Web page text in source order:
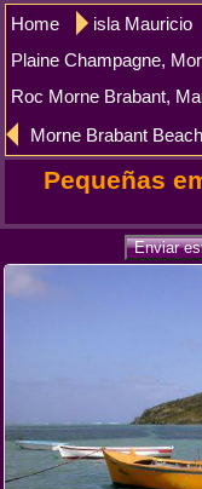
Home
isla Mauricio
Plaine Champagne,
Roc Morne Brabant,
Morne Brabant
Pequeñas